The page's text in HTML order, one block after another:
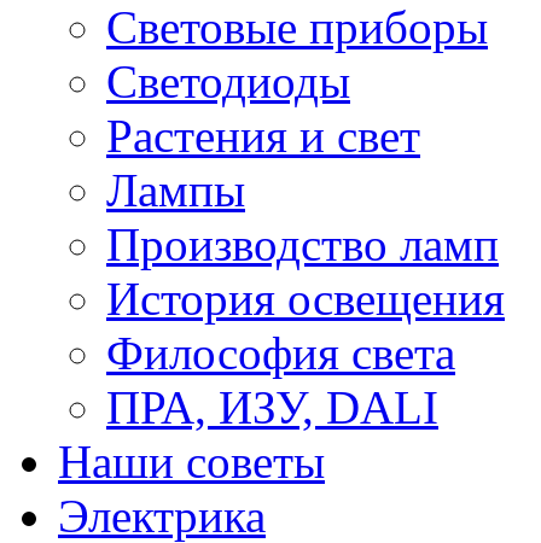
Световые приборы
Светодиоды
Растения и свет
Лампы
Производство ламп
История освещения
Философия света
ПРА, ИЗУ, DALI
Наши советы
Электрика